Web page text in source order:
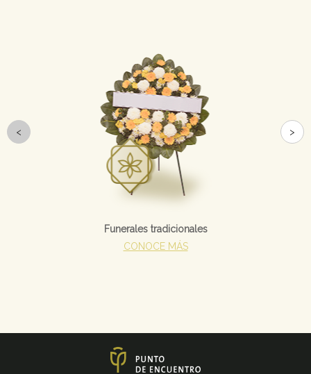
Funerales tradicionales
CONOCE MÁS
< >